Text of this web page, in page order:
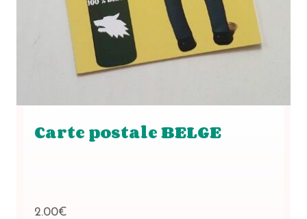
Carte postale BELGE
2.00€